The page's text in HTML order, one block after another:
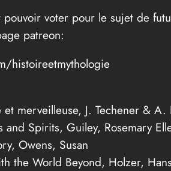
voter pour le sujet de
patreon:
histoireetmythologie
merveilleuse, J. Techener & A.
and Spirits, Guiley, Rosemary
Owens, Susan
the World Beyond, Holzer,